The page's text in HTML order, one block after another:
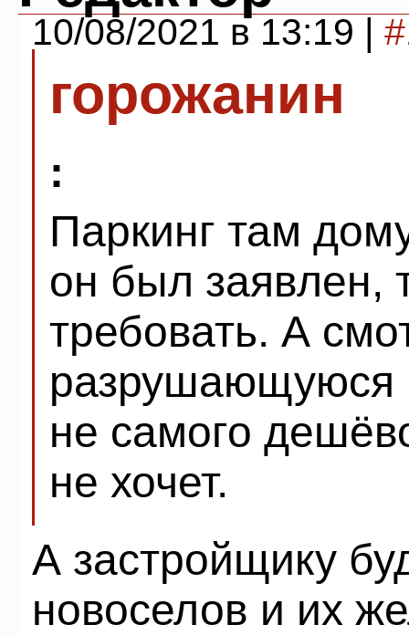
10/08/2021 в 13:19 |
горожанин
:
Паркинг там
он был заявлен,
требовать. А
разрушающуюся
не самого
не хочет.
А застройщику
новоселов и их